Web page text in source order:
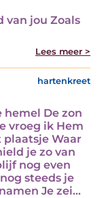
van jou Zoals
Lees meer >
hartenkreet
hemel De zon
vroeg ik Hem
plaatsje Waar
je zo van
nog even
steeds je
Je zei…